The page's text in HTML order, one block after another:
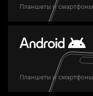
Планшеты и смартфоны
Планшеты и смартфоны